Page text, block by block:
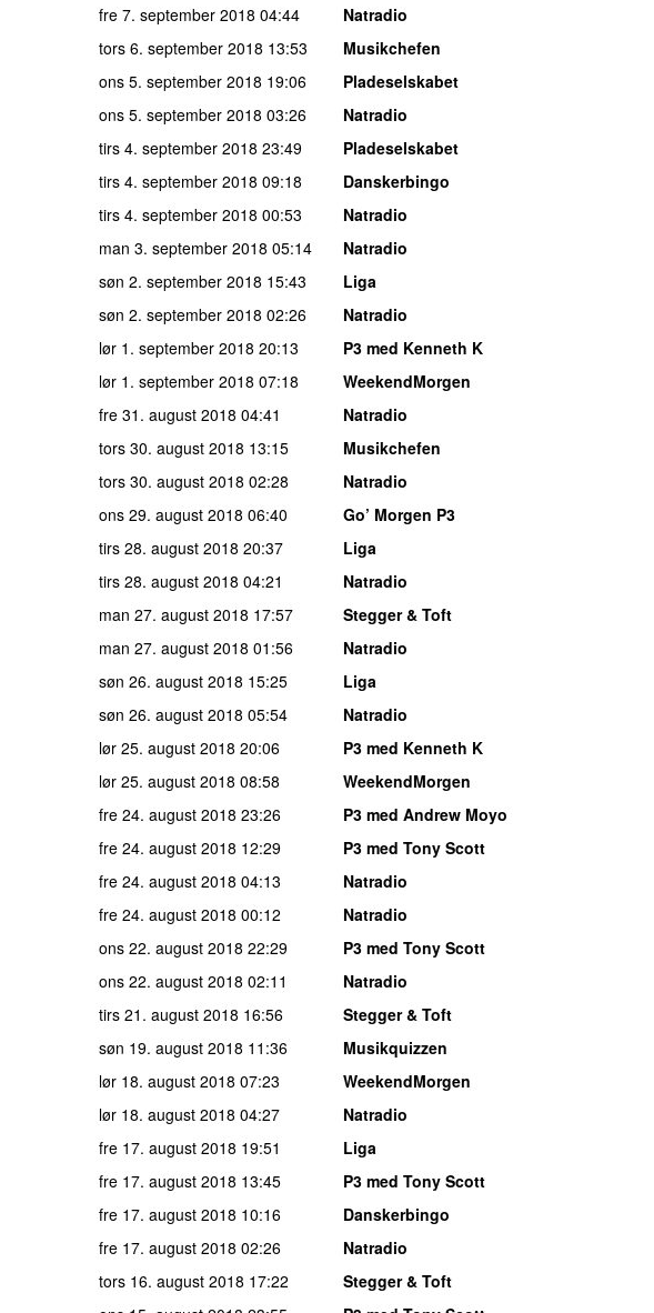
fre 7. september 2018 04:44
Natradio
tors 6. september 2018 13:53
Musikchefen
ons 5. september 2018 19:06
Pladeselskabet
ons 5. september 2018 03:26
Natradio
tirs 4. september 2018 23:49
Pladeselskabet
tirs 4. september 2018 09:18
Danskerbingo
tirs 4. september 2018 00:53
Natradio
man 3. september 2018 05:14
Natradio
søn 2. september 2018 15:43
Liga
søn 2. september 2018 02:26
Natradio
lør 1. september 2018 20:13
P3 med Kenneth K
lør 1. september 2018 07:18
WeekendMorgen
fre 31. august 2018 04:41
Natradio
tors 30. august 2018 13:15
Musikchefen
tors 30. august 2018 02:28
Natradio
ons 29. august 2018 06:40
Go’ Morgen P3
tirs 28. august 2018 20:37
Liga
tirs 28. august 2018 04:21
Natradio
man 27. august 2018 17:57
Stegger & Toft
man 27. august 2018 01:56
Natradio
søn 26. august 2018 15:25
Liga
søn 26. august 2018 05:54
Natradio
lør 25. august 2018 20:06
P3 med Kenneth K
lør 25. august 2018 08:58
WeekendMorgen
fre 24. august 2018 23:26
P3 med Andrew Moyo
fre 24. august 2018 12:29
P3 med Tony Scott
fre 24. august 2018 04:13
Natradio
fre 24. august 2018 00:12
Natradio
ons 22. august 2018 22:29
P3 med Tony Scott
ons 22. august 2018 02:11
Natradio
tirs 21. august 2018 16:56
Stegger & Toft
søn 19. august 2018 11:36
Musikquizzen
lør 18. august 2018 07:23
WeekendMorgen
lør 18. august 2018 04:27
Natradio
fre 17. august 2018 19:51
Liga
fre 17. august 2018 13:45
P3 med Tony Scott
fre 17. august 2018 10:16
Danskerbingo
fre 17. august 2018 02:26
Natradio
tors 16. august 2018 17:22
Stegger & Toft